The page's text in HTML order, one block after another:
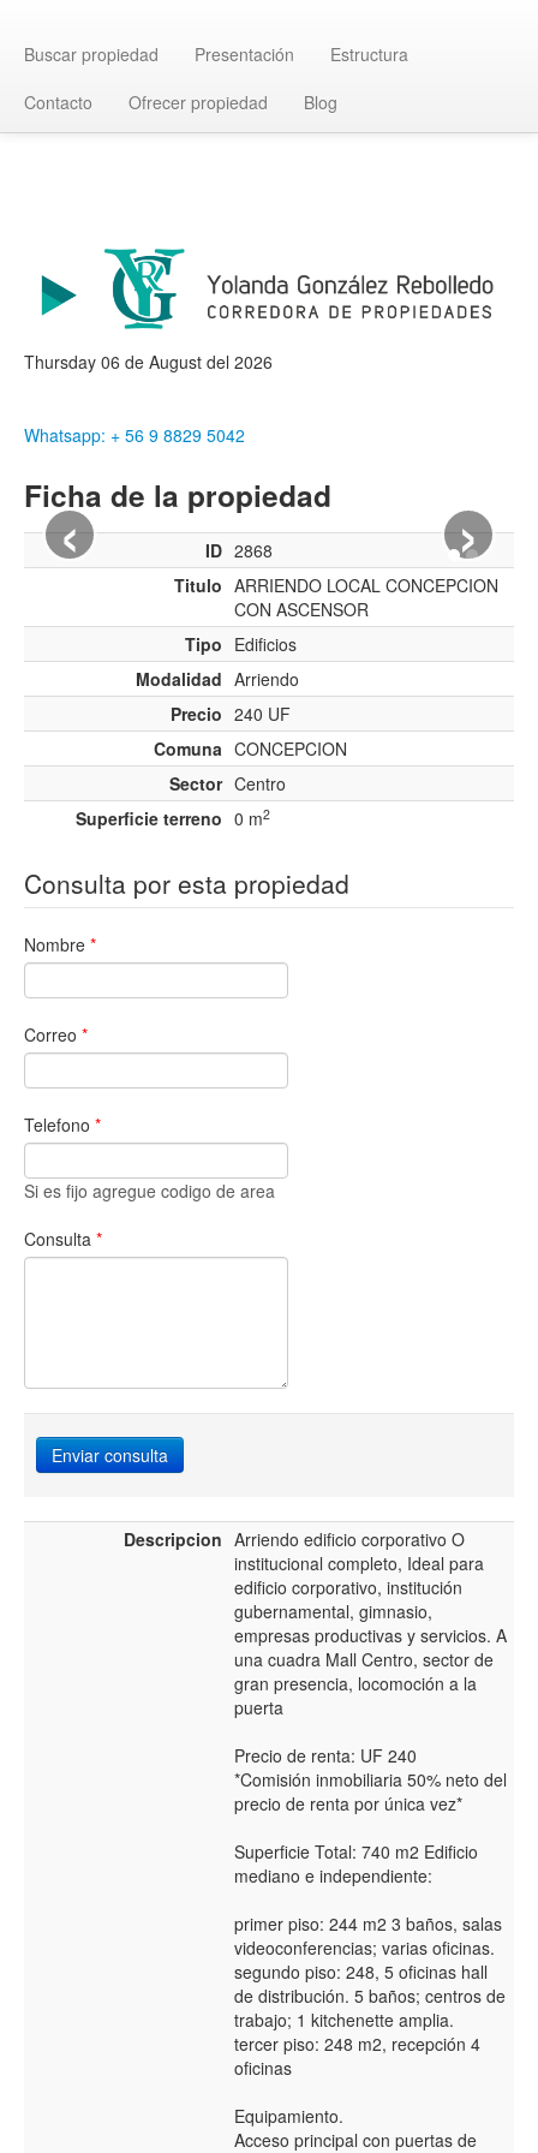
Buscar propiedad Presentación
Estructura
Contacto
Ofrecer propiedad Blog
Thursday 06 de August del 2026
Whatsapp: + 56 9 8829 5042
Ficha de la propiedad
‹ ›
ID 2868
Titulo ARRIENDO LOCAL CONCEPCION
CON ASCENSOR
Tipo Edificios
Modalidad Arriendo
Precio 240 UF
Comuna CONCEPCION
Sector Centro
Superficie terreno 0 m2
Consulta por esta propiedad
Nombre *
Correo *
Telefono *
Si es fijo agregue codigo de area
Consulta *
Enviar consulta
Descripcion Arriendo edificio corporativo O
institucional completo, Ideal para
edificio corporativo, institución
gubernamental, gimnasio,
empresas productivas y servicios. A
una cuadra Mall Centro, sector de
gran presencia, locomoción a la
puerta
Precio de renta: UF 240
*Comisión inmobiliaria 50% neto del
precio de renta por única vez*
Superficie Total: 740 m2 Edificio
mediano e independiente:
primer piso: 244 m2 3 baños, salas
videoconferencias; varias oficinas.
segundo piso: 248, 5 oficinas hall
de distribución. 5 baños; centros de
trabajo; 1 kitchenette amplia.
tercer piso: 248 m2, recepción 4
oficinas
Equipamiento.
Acceso principal con puertas de